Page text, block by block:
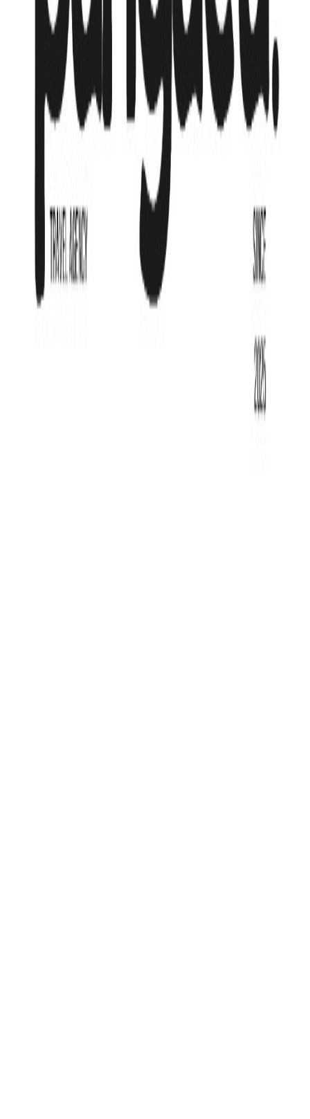
270 479 ₸
Рассрочка от270,479 /мес
Подробнее
Юридическая информация
Политика конфиденциальности
Договор оферты
Поддержка
Центр помощи
Контакты
77718444229
pangaeaagency3@gmail.com
* Цена может измениться на момент бронирования.